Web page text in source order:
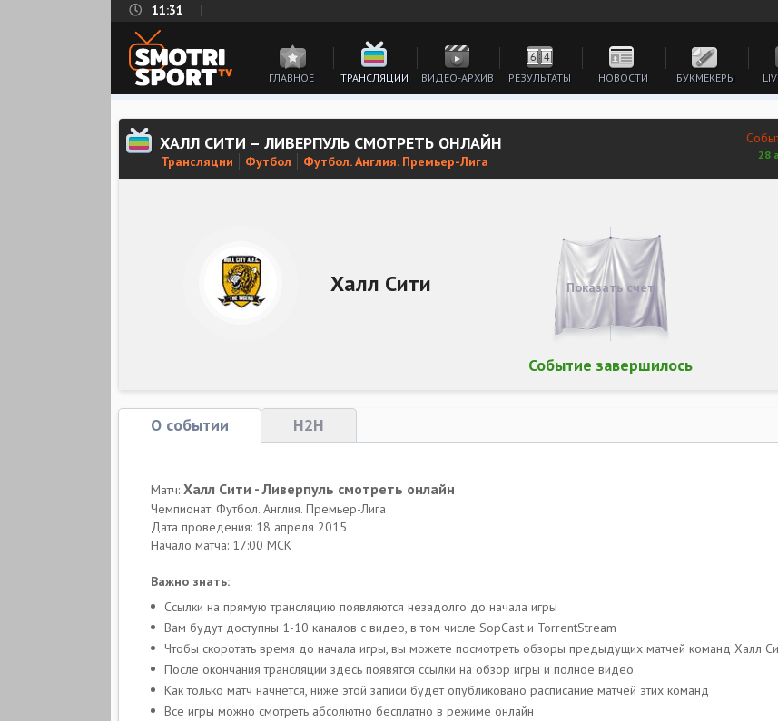
11:31
ГЛАВНОЕ ТРАНСЛЯЦИИ ВИДЕО-АРХИВ РЕЗУЛЬТАТЫ НОВОСТИ БУКМЕКЕРЫ
ХАЛЛ СИТИ – ЛИВЕРПУЛЬ СМОТРЕТЬ ОНЛАЙН
Трансляции Футбол Футбол. Англия. Премьер-Лига 28
Халл Сити
Событие завершилось
Показать счет
О событии H2H
Матч: Халл Сити - Ливерпуль смотреть онлайн
Чемпионат: Футбол. Англия. Премьер-Лига
Дата проведения: 18 апреля 2015
Начало матча: 17:00 МСК
Важно знать:
Ссылки на прямую трансляцию появляются незадолго до начала игры
Вам будут доступны 1-10 каналов с видео, в том числе SopCast и TorrentStream
Чтобы скоротать время до начала игры, вы можете посмотреть обзоры предыдущих матчей команд Халл
После окончания трансляции здесь появятся ссылки на обзор игры и полное видео
Как только матч начнется, ниже этой записи будет опубликовано расписание матчей этих команд
Все игры можно смотреть абсолютно бесплатно в режиме онлайн